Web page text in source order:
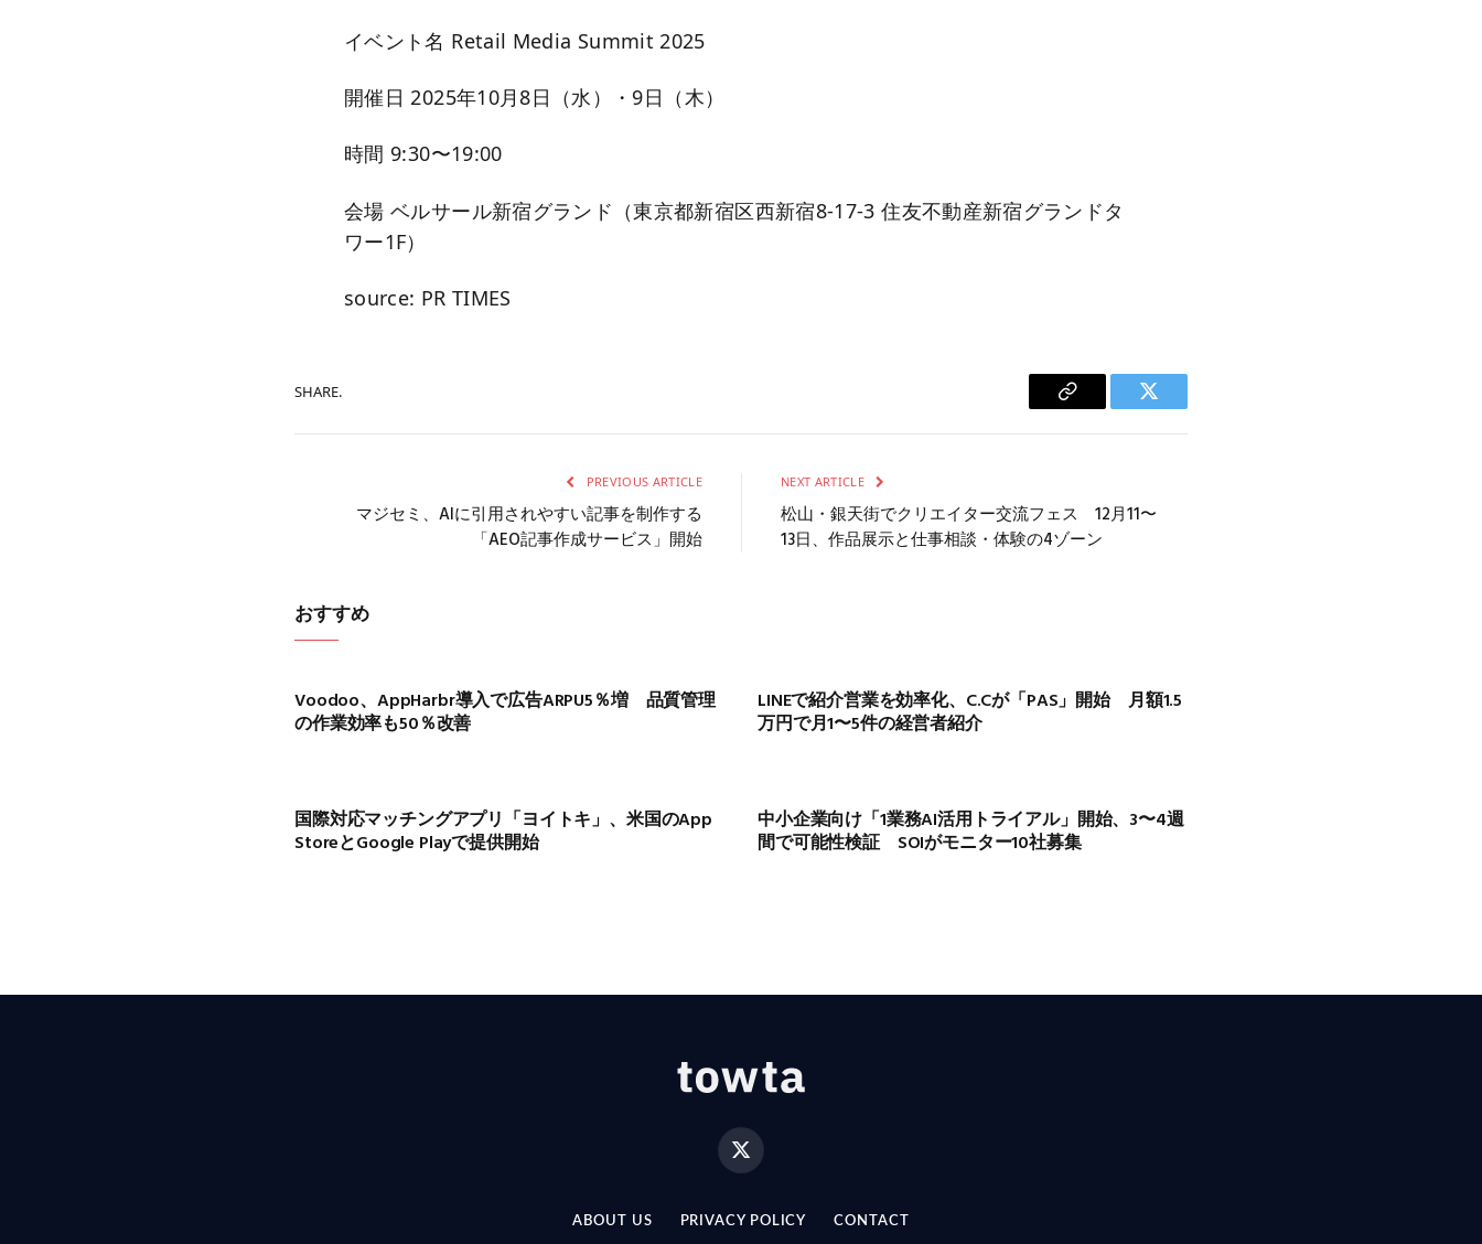
イベント名 Retail Media Summit 2025
開催日 2025年10月8日（水）・9日（木）
時間 9:30〜19:00
会場 ベルサール新宿グランド（東京都新宿区西新宿8-17-3 住友不動産新宿グランドタ
ワー1F）
source: PR TIMES
SHARE.
Copy
Twitter
PREVIOUS ARTICLE
マジセミ、AIに引用されやすい記事を制作する
「AEO記事作成サービス」開始
NEXT ARTICLE
松山・銀天街でクリエイター交流フェス 12月11〜
13日、作品展示と仕事相談・体験の4ゾーン
おすすめ
Voodoo、AppHarbr導入で広告ARPU5％増 品質管理
の作業効率も50％改善
LINEで紹介営業を効率化、C.Cが「PAS」開始 月額1.5
万円で月1〜5件の経営者紹介
国際対応マッチングアプリ「ヨイトキ」、米国のApp
StoreとGoogle Playで提供開始
中小企業向け「1業務AI活用トライアル」開始、3〜4週
間で可能性検証 SOIがモニター10社募集
X
(Twitter)
ABOUT US PRIVACY POLICY CONTACT